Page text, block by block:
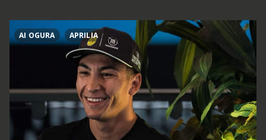
AI OGURA APRILIA